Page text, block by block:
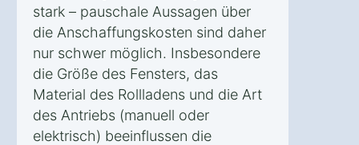
stark – pauschale Aussagen über
die Anschaffungskosten sind daher
nur schwer möglich. Insbesondere
die Größe des Fensters, das
Material des Rollladens und die Art
des Antriebs (manuell oder
elektrisch) beeinflussen die